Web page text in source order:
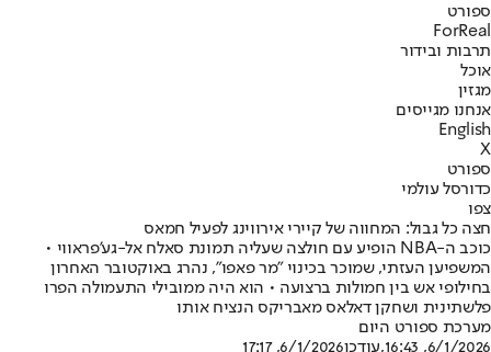
ספורט
ForReal
תרבות ובידור
אוכל
מגזין
אנחנו מגייסים
English
X
ספורט
כדורסל עולמי
צפו
חצה כל גבול: המחווה של קיירי אירווינג לפעיל חמאס
כוכב ה-NBA הופיע עם חולצה שעליה תמונת סאלח אל-גע'פראווי •
המשפיען העזתי, שמוכר בכינוי "מר פאפו", נהרג באוקטובר האחרון
בחילופי אש בין חמולות ברצועה • הוא היה ממובילי התעמולה הפרו
פלשתינית ושחקן דאלאס מאבריקס הנציח אותו
מערכת ספורט היום
6/1/2026, 16:43
,עודכן6/1/2026, 17:17